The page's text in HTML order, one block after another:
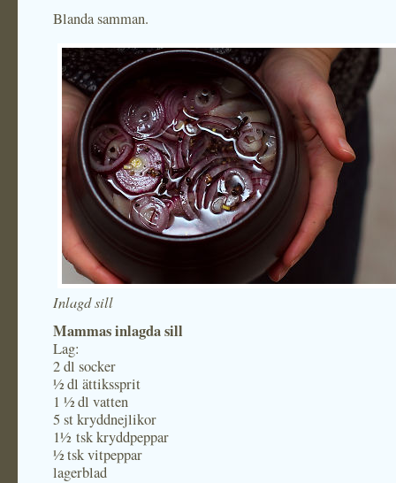
Blanda samman.
Inlagd sill
Mammas inlagda sill
Lag:
2 dl socker
½ dl ättikssprit
1 ½ dl vatten
5 st kryddnejlikor
1½ tsk kryddpeppar
½ tsk vitpeppar
lagerblad